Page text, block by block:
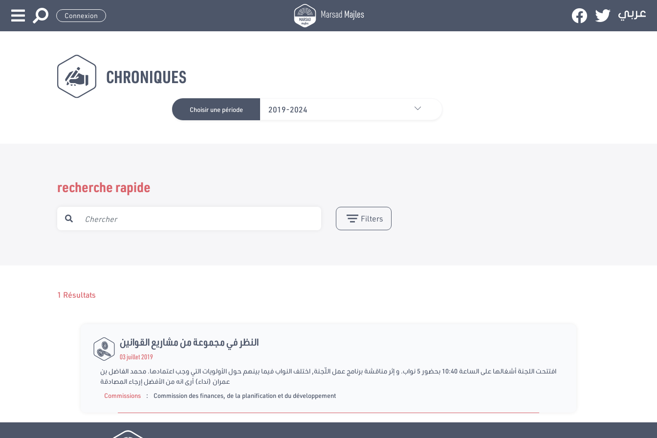
Connexion MarsadMajles
CHRONIQUES
Choisir une période 2019-2024
recherche rapide
Filters
1 Résultats
النظر في مجموعة من مشاريع القوانين
03 juillet 2019
افتتحت اللجنة أشغالها على الساعة 10:40 بحضور 5 نواب. و إثر مناقشة برنامج عمل اللّجنة, اختلف النواب فيما بينهم حول الأولويات التي وجب اعتمادها. محمد الفاضل بن
عمران (نداء) أرى انه من الأفضل إرجاء المصادقة
Commissions
: Commission des finances, de la planification et du développement